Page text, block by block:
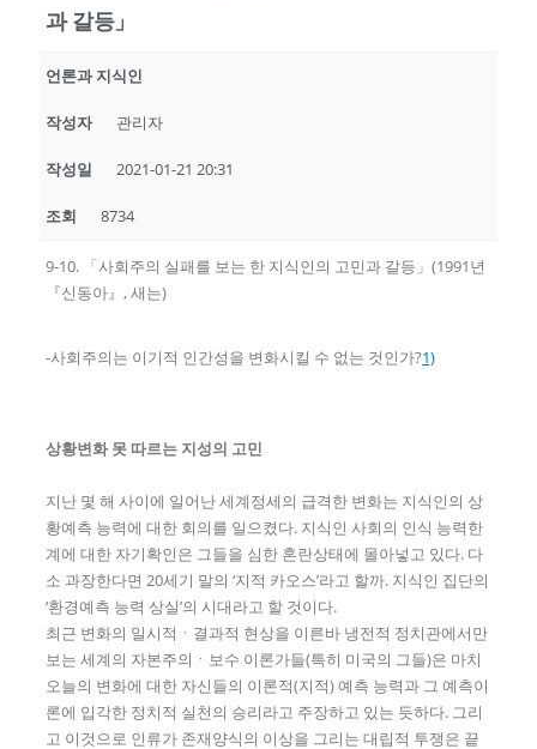
과 갈등」
언론과 지식인
작성자 관리자
작성일 2021-01-21 20:31
조회 8734
9-10. 「사회주의 실패를 보는 한 지식인의 고민과 갈등」(1991년
『신동아』, 새는)
-사회주의는 이기적 인간성을 변화시킬 수 없는 것인가?1)
상황변화 못 따르는 지성의 고민
지난 몇 해 사이에 일어난 세계정세의 급격한 변화는 지식인의 상
황예측 능력에 대한 회의를 일으켰다. 지식인 사회의 인식 능력한
계에 대한 자기확인은 그들을 심한 혼란상태에 몰아넣고 있다. 다
소 과장한다면 20세기 말의 ‘지적 카오스’라고 할까. 지식인 집단의
‘환경예측 능력 상실’의 시대라고 할 것이다.
최근 변화의 일시적ㆍ결과적 현상을 이른바 냉전적 정치관에서만
보는 세계의 자본주의ㆍ보수 이론가들(특히 미국의 그들)은 마치
오늘의 변화에 대한 자신들의 이론적(지적) 예측 능력과 그 예측이
론에 입각한 정치적 실천의 승리라고 주장하고 있는 듯하다. 그리
고 이것으로 인류가 존재양식의 이상을 그리는 대립적 투쟁은 끝